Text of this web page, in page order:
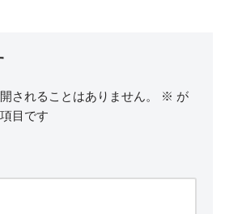
されることはありません。 ※ が
目です